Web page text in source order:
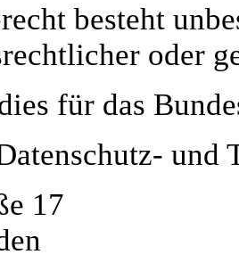
besteht
oder
für das
und
17